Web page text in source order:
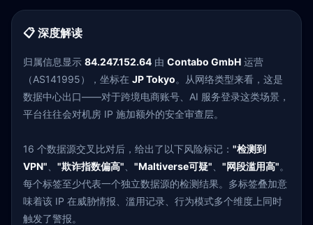
📋 深度解读
归属信息显示 84.247.152.64 由 Contabo GmbH 运营
（AS141995），坐标在 JP Tokyo。从网络类型来看，这是
数据中心出口——对于跨境电商账号、AI 服务登录这类场景，
平台往往会对机房 IP 施加额外的安全审查层。
16 个数据源交叉比对后，给出了以下风险标记： "检测到
VPN"
"欺诈指数偏高" "Maltiverse可疑" "网段滥用高"。
每个标签至少代表一个独立数据源的检测结果。多标签叠加意
味着该 IP 在威胁情报、滥用记录、行为模式多个维度上同时
触发了警报。